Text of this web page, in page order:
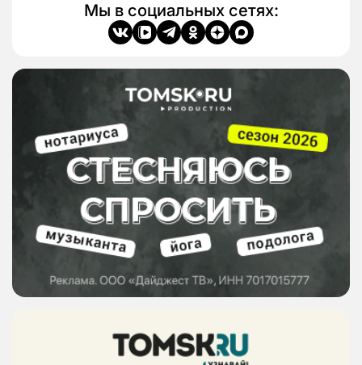
Мы в социальных сетях: